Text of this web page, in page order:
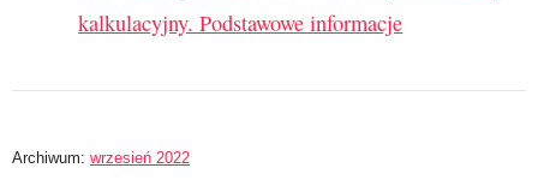
kalkulacyjny. Podstawowe informacje
Archiwum: wrzesień 2022